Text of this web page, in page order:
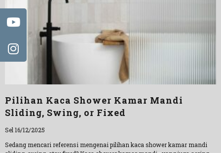
Pilihan Kaca Shower Kamar Mandi
Sliding, Swing, or Fixed
Sel 16/12/2025
Sedang mencari referensi mengenai pilihan kaca shower kamar mandi